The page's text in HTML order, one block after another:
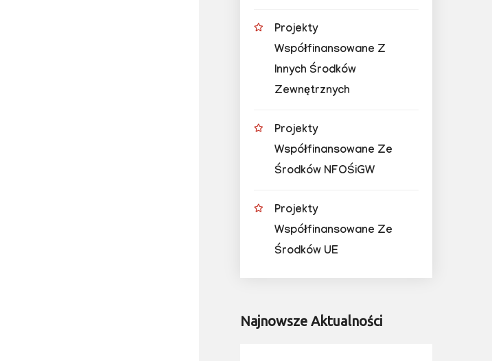
Projekty
Współfinansowane Z
Innych Środków
Zewnętrznych
Projekty
Współfinansowane Ze
Środków NFOŚiGW
Projekty
Współfinansowane Ze
Środków UE
Najnowsze Aktualności